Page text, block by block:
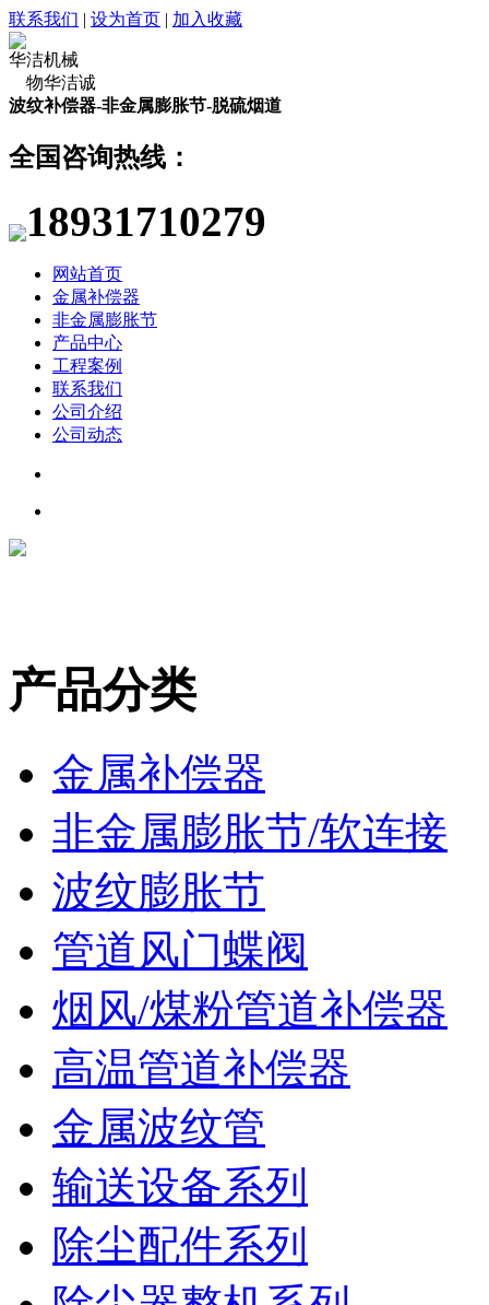
联系我们 | 设为首页 | 加入收藏
华洁机械
物华洁诚
波纹补偿器-非金属膨胀节-脱硫烟道
全国咨询热线：
18931710279
网站首页
金属补偿器
非金属膨胀节
产品中心
工程案例
联系我们
公司介绍
公司动态
产品分类
金属补偿器
非金属膨胀节/软连接
波纹膨胀节
管道风门蝶阀
烟风/煤粉管道补偿器
高温管道补偿器
金属波纹管
输送设备系列
除尘配件系列